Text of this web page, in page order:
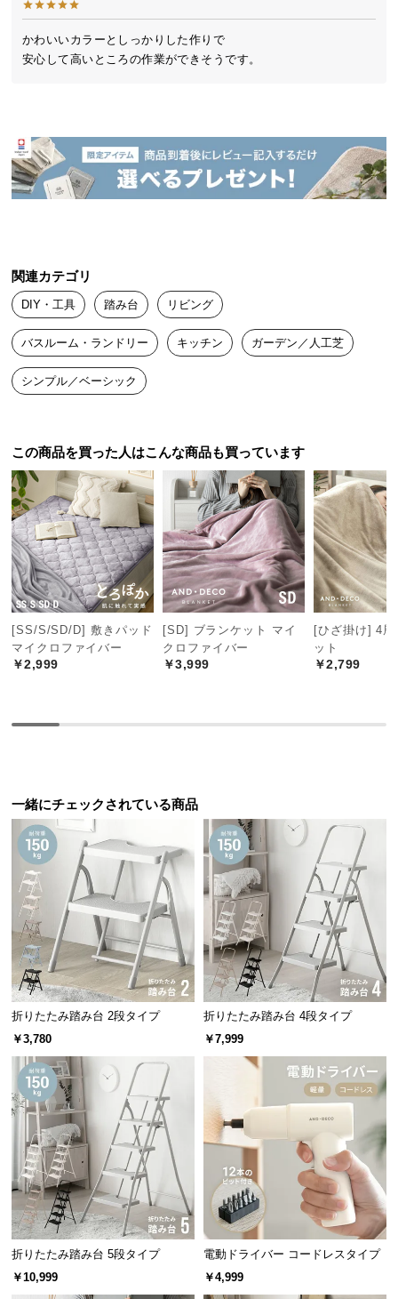
料
に
大
型
商
送
に
つ
い
商
の
配
送
に
つ
い
て
小
型
に
つ
い
て
開
梱
設
置
サ
ー
ビ
ス
に
つ
い
て
搬
入
経
路
に
かわいいカラーとしっかりした作りで
関連カテゴリ
DIY・工具 踏み台 リビング
バスルーム・ランドリー キッチン ガーデン／人工芝
シンプル／ベーシック
この商品を買った人はこんな商品も買っています
[SS/S/SD/D] 敷きパッド
マイクロファイバー
￥2,999
[SD] ブランケット マイ
クロファイバー
￥3,999
[ひざ掛け] 4
ット
￥2,799
一緒にチェックされている商品
折りたたみ踏み台 2段タイプ
￥3,780
折りたたみ踏み台 4段タイプ
￥7,999
折りたたみ踏み台 5段タイプ
￥10,999
電動ドライバー コードレスタイプ
￥4,999